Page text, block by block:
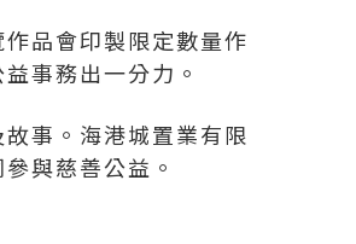
品會印製限定數量作
事務出一分力。
事。海港城置業有限
與慈善公益。